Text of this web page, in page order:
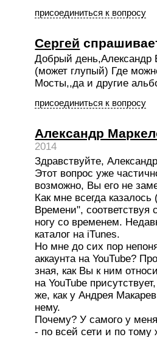
присоединиться к вопросу
Сергей
Добрый день,Александр
(может глупый) Где
Мосты,,да и другие
присоединиться к вопросу
Александр
2014
Здравствуйте,
Этот вопрос уже
возможно, Вы его не
Как мне всегда
Времени",
ногу со временем.
каталог на iTunes.
Но мне до сих пор
аккаунта на YouTube?
зная, как Вы к ним
на YouTube
же, как у Андрея
нему.
Почему? У самого у
- по всей сети и по